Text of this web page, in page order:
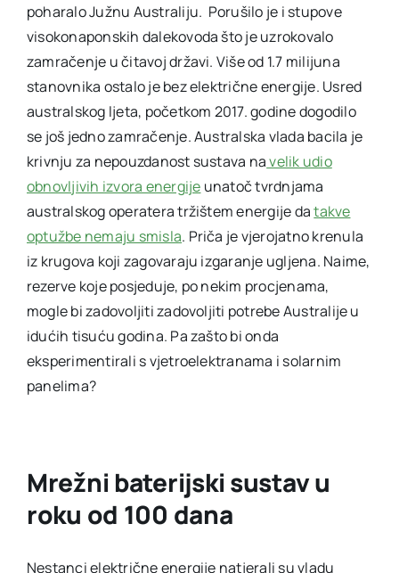
poharalo Južnu Australiju. Porušilo je i stupove
visokonaponskih dalekovoda što je uzrokovalo
zamračenje u čitavoj državi. Više od 1.7 milijuna
stanovnika ostalo je bez električne energije. Usred
australskog ljeta, početkom 2017. godine dogodilo
se još jedno zamračenje. Australska vlada bacila je
krivnju za nepouzdanost sustava navelik udio
obnovljivih izvora energije unatoč tvrdnjama
australskog operatera tržištem energije datakve
optužbe nemaju smisla. Priča je vjerojatno krenula
iz krugova koji zagovaraju izgaranje ugljena. Naime,
rezerve koje posjeduje, po nekim procjenama,
mogle bi zadovoljiti zadovoljiti potrebe Australije u
idućih tisuću godina. Pa zašto bi onda
eksperimentirali s vjetroelektranama i solarnim
panelima?
Mrežni baterijski sustav u
roku od 100 dana
Nestanci električne energije natjerali su vladu